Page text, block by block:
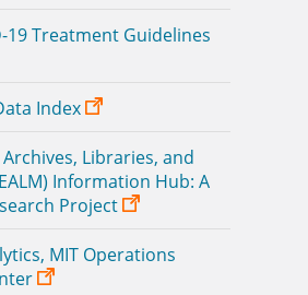
19 Treatment Guidelines
Index
Libraries, and
Information Hub: A
Project
MIT Operations